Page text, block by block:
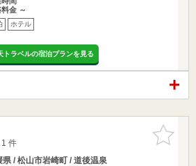
料金 ～
ホテル
トラベルの宿泊プランを見る
お気に入
りに追加
件
県 / 松山市岩崎町 / 道後温泉